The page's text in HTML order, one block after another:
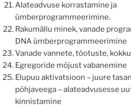
Alateadvuse korrastamine ja
ümberprogrammeerimine.
Rakumällu minek, vanade
DNA ümberprogrammeerimine
Vanade vannete, tõotuste,
Egregoride mõjust vabanemine
Elupuu aktivatsioon – juure
põhjaveega – alateadvusesse
kinnistamine